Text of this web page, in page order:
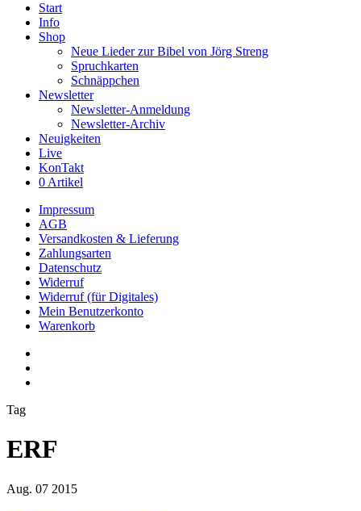
Start
Info
Shop
Neue Lieder zur Bibel von Jörg Streng
Spruchkarten
Schnäppchen
Newsletter
Newsletter-Anmeldung
Newsletter-Archiv
Neuigkeiten
Live
KonTakt
0 Artikel
Impressum
AGB
Versandkosten & Lieferung
Zahlungsarten
Datenschutz
Widerruf
Widerruf (für Digitales)
Mein Benutzerkonto
Warenkorb
Tag
ERF
Aug. 07 2015